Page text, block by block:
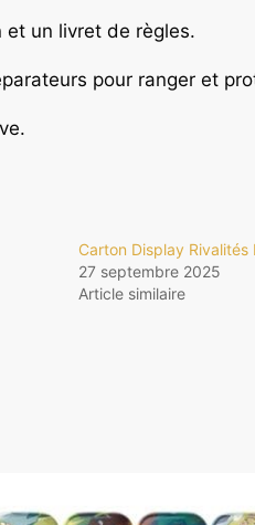
un livret de règles.
pour ranger et
Carton Display Rivalités
27 septembre 2025
Article similaire